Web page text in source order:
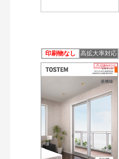
印刷物なし 高拡大率対応